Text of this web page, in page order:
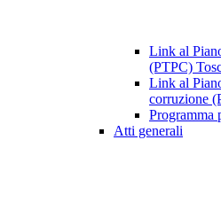
Link al
(PTPC)
Link al
corruzione
Programma
Atti generali